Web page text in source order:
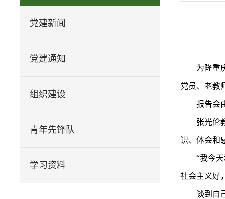
释放你的生活创意
党建新闻
党建通知
组织建设
青年先锋队
学习资料
为隆重
党员、老教
报告会
张光伦
识、体会和
“我今
社会主义好
谈到自